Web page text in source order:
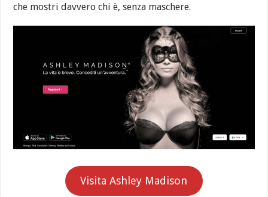
che mostri davvero chi è, senza maschere.
Visita Ashley Madison